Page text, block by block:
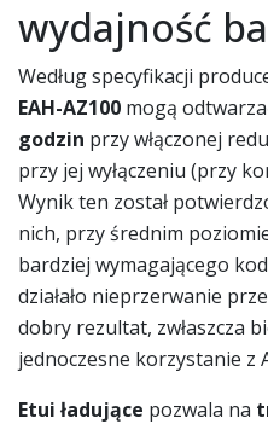
wydajność
Według specyfikacji
EAH-AZ100 mogą
godzin przy włączonej
przy jej wyłączeniu (przy
Wynik ten został
nich, przy średnim
bardziej wymagającego
działało nieprzerwanie
dobry rezultat, zwłaszcza
jednoczesne korzystanie z
Etui ładujące pozwala na